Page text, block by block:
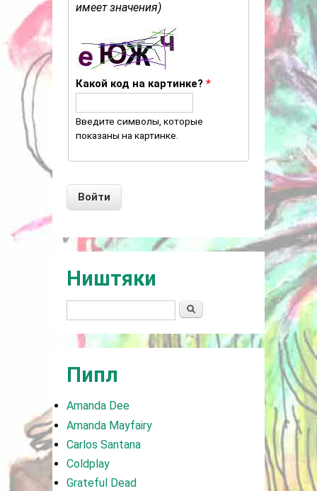
имеет значения)
Какой код на картинке? *
Введите символы, которые
показаны на картинке.
Ништяки
Поиск
Пипл
Amanda Dee
Amanda Mayfairy
Carlos Santana
Coldplay
Grateful Dead